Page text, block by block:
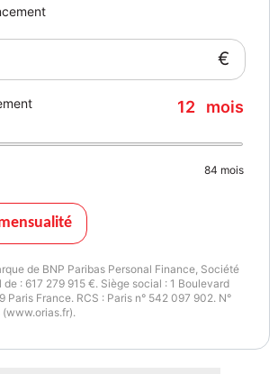
€
12 mois
84 mois
de BNP Paribas Personal Finance, Société
: 617 279 915 €. Siège social : 1 Boulevard
Paris France. RCS : Paris n° 542 097 902. N°
(www.orias.fr).